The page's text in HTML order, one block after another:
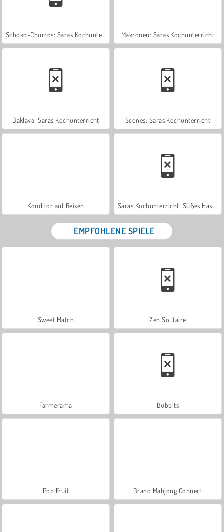
Makronen: Saras Kochunterricht
Baklava: Saras Kochunterricht Scones: Saras Kochunterricht
Konditor auf Reisen
EMPFOHLENE SPIELE
Sweet Match Zen Solitaire
Farmerama Bubbits
Pop Fruit Grand Mahjong Connect